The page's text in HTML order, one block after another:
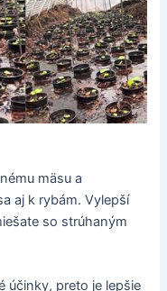
mäsu a
aj k rybám. Vylepší
so strúhaným
účinky, preto je lepšie